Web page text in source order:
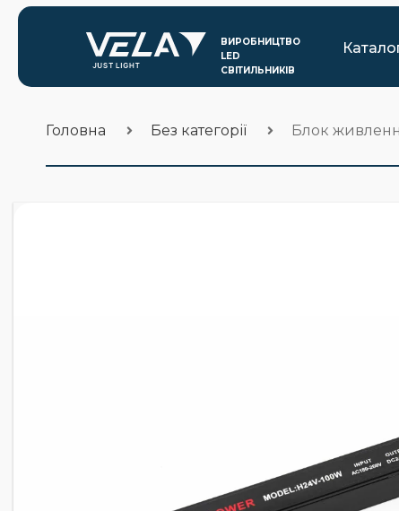
Головна Без категорії Блок